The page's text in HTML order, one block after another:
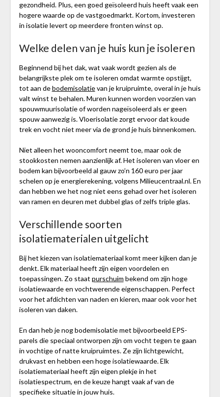
gezondheid. Plus, een goed geïsoleerd huis heeft vaak een
hogere waarde op de vastgoedmarkt. Kortom, investeren
in isolatie levert op meerdere fronten winst op.
Welke delen van je huis kun je isoleren
Beginnend bij het dak, wat vaak wordt gezien als de
belangrijkste plek om te isoleren omdat warmte opstijgt,
tot aan debodemisolatievan je kruipruimte, overal in je huis
valt winst te behalen. Muren kunnen worden voorzien van
spouwmuurisolatie of worden nageïsoleerd als er geen
spouw aanwezig is. Vloerisolatie zorgt ervoor dat koude
trek en vocht niet meer via de grond je huis binnenkomen.
Niet alleen het wooncomfort neemt toe, maar ook de
stookkosten nemen aanzienlijk af. Het isoleren van vloer en
bodem kan bijvoorbeeld al gauw zo’n 160 euro per jaar
schelen op je energierekening, volgens Milieucentraal.nl. En
dan hebben we het nog niet eens gehad over het isoleren
van ramen en deuren met dubbel glas of zelfs triple glas.
Verschillende soorten
isolatiematerialen uitgelicht
Bij het kiezen van isolatiemateriaal komt meer kijken dan je
denkt. Elk materiaal heeft zijn eigen voordelen en
toepassingen. Zo staat purschuim bekend om zijn hoge
isolatiewaarde en vochtwerende eigenschappen. Perfect
voor het afdichten van naden en kieren, maar ook voor het
isoleren van daken.
En dan heb je nog bodemisolatie met bijvoorbeeld EPS-
parels die speciaal ontworpen zijn om vocht tegen te gaan
in vochtige of natte kruipruimtes. Ze zijn lichtgewicht,
drukvast en hebben een hoge isolatiewaarde. Elk
isolatiemateriaal heeft zijn eigen plekje in het
isolatiespectrum, en de keuze hangt vaak af van de
specifieke situatie in jouw huis.